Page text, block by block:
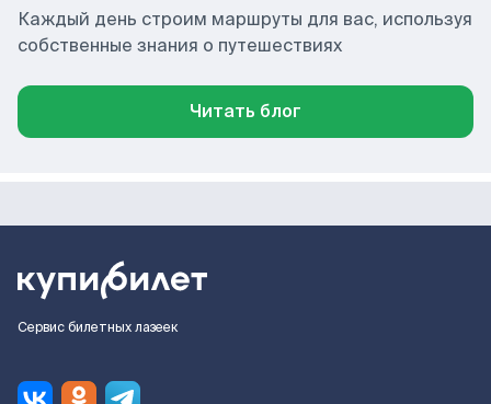
Каждый день строим маршруты для вас, используя
собственные знания о путешествиях
Читать блог
Сервис билетных лазеек